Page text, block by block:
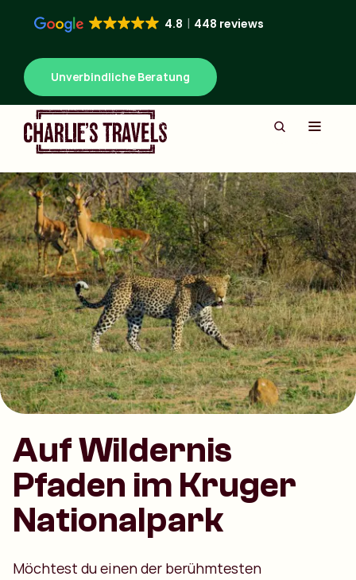
4.8 448 reviews
Unverbindliche Beratung
Auf Wildernis
Pfaden im Kruger
Nationalpark
Möchtest du einen der berühmtesten